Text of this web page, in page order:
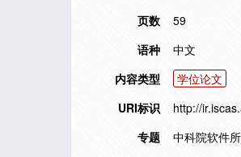
页数
59
语种
中文
内容类型
学位论文
URI标识
http://
专题
中科院软件